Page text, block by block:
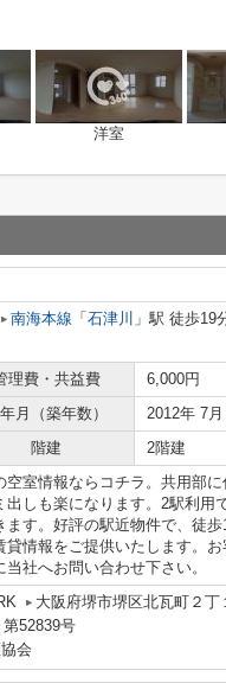
洋室
南海本線 「 石津川 」駅 徒歩19
理費・共益費
6,000円
月（築年数）
2012年 7
階建 2階建
室情報ならコチラ。共用部
しも楽になります。2駅利用
す。好評の駅近物件で、徒
情報をご提供いたします。
社へお問い合わせ下さい。
大阪府堺市堺区北瓦町２丁
52839号
会